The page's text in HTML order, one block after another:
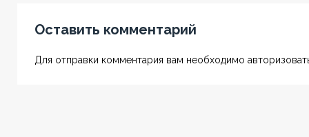
Оставить комментарий
Для отправки комментария вам необходимо